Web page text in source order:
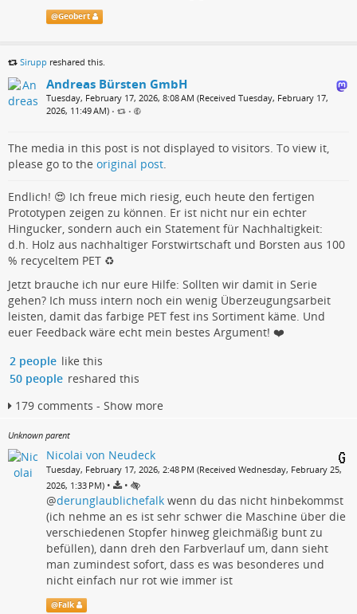
@Geobert
Sirupp reshared this.
Andreas Bürsten GmbH
Tuesday, February 17, 2026, 8:08 AM (Received Tuesday, February 17,
2026, 11:49 AM) • •
The media in this post is not displayed to visitors. To view it,
please go to the original post.
Endlich! 😍 Ich freue mich riesig, euch heute den fertigen
Prototypen zeigen zu können. Er ist nicht nur ein echter
Hingucker, sondern auch ein Statement für Nachhaltigkeit:
d.h. Holz aus nachhaltiger Forstwirtschaft und Borsten aus 100
% recyceltem PET ♻️
Jetzt brauche ich nur eure Hilfe: Sollten wir damit in Serie
gehen? Ich muss intern noch ein wenig Überzeugungsarbeit
leisten, damit das farbige PET fest ins Sortiment käme. Und
euer Feedback wäre echt mein bestes Argument! ❤️
2 people like this
50 people reshared this
179 comments - Show more
Unknown parent
Nicolai von Neudeck
Tuesday, February 17, 2026, 2:48 PM (Received Wednesday, February 25,
2026, 1:33 PM) • •
@derunglaublichefalk wenn du das nicht hinbekommst
(ich nehme an es ist sehr schwer die Maschine über die
verschiedenen Stopfer hinweg gleichmäßig bunt zu
befüllen), dann dreh den Farbverlauf um, dann sieht
man zumindest sofort, dass es was besonderes und
nicht einfach nur rot wie immer ist
@Falk